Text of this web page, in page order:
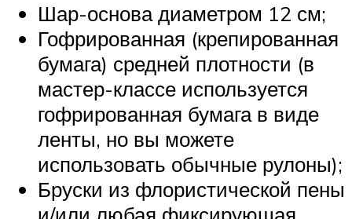
Шар-основа диаметром 12 см;
Гофрированная (крепированная
бумага) средней плотности (в
мастер-классе используется
гофрированная бумага в виде
ленты, но вы можете
использовать обычные рулоны);
Бруски из флористической пены